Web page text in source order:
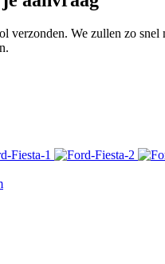
verzonden. We zullen zo